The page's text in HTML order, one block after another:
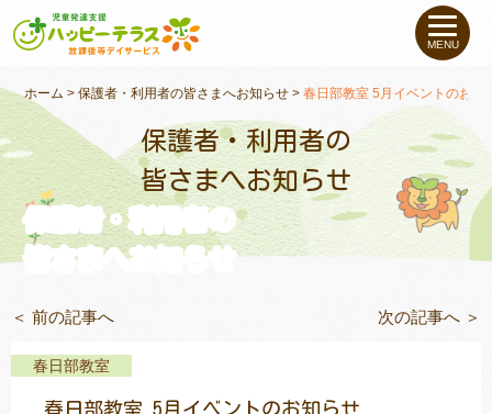
私たちについて
未就学のお子さま（０〜６才）
小学生〜高校生の お子さま
支援事例
教室一覧
MENU
ホーム >保護者・利用者の皆さまへお知らせ >春日部教室 5月イベントのお知
保護者・利用者の
皆さまへお知らせ
保護者・利用者の
皆さまへお知らせ
＜ 前の記事へ 次の記事へ ＞
春日部教室
春日部教室 5月イベントのお知らせ